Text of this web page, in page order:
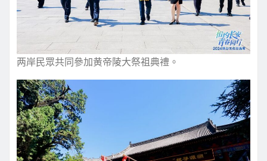
两岸民眾共同參加黄帝陵大祭祖典禮。